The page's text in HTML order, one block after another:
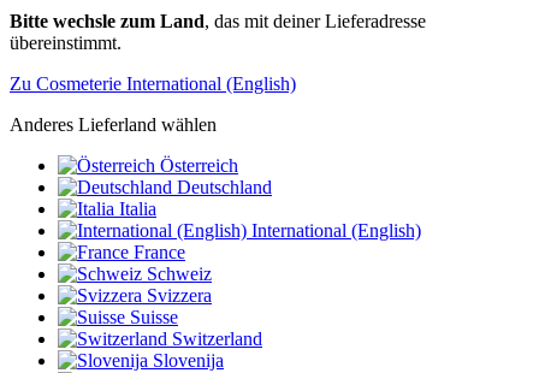
Bitte wechsle zum Land, das mit deiner Lieferadresse
übereinstimmt.
Zu Cosmeterie International (English)
Anderes Lieferland wählen
Österreich
Deutschland
Italia
International (English)
France
Schweiz
Svizzera
Suisse
Switzerland
Slovenija